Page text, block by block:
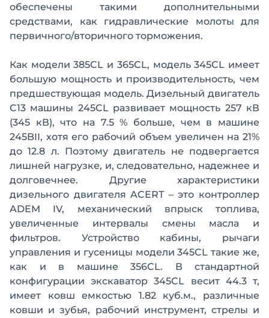
обеспечены такими дополнительными
средствами, как гидравлические молоты для
первичного/вторичного торможения.
Как модели 385CL и 365CL, модель 345CL имеет
большую мощность и производительность, чем
предшествующая модель. Дизельный двигатель
C13 машины 245CL развивает мощность 257 кВ
(345 кВ), что на 7.5 % больше, чем в машине
245BII, хотя его рабочий объем увеличен на 21%
до 12.8 л. Поэтому двигатель не подвергается
лишней нагрузке, и, следовательно, надежнее и
долговечнее. Другие характеристики
дизельного двигателя ACERT – это контроллер
ADEM IV, механический впрыск топлива,
увеличенные интервалы смены масла и
фильтров. Устройство кабины, рычаги
управления и гусеницы модели 345CL такие же,
как и в машине 356CL. В стандартной
конфигурации экскаватор 345CL весит 44.3 т,
имеет ковш емкостью 1.82 куб.м., различные
ковши и зубья, рабочий инструмент, стрелы и